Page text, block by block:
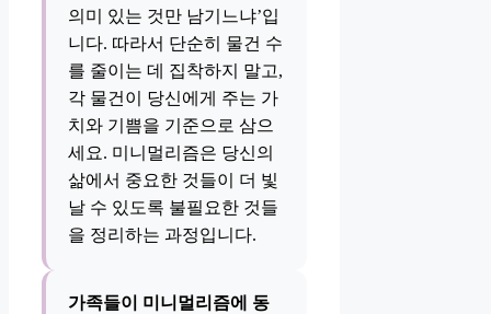
의미 있는 것만 남기느냐’입
니다. 따라서 단순히 물건 수
를 줄이는 데 집착하지 말고,
각 물건이 당신에게 주는 가
치와 기쁨을 기준으로 삼으
세요. 미니멀리즘은 당신의
삶에서 중요한 것들이 더 빛
날 수 있도록 불필요한 것들
을 정리하는 과정입니다.
가족들이 미니멀리즘에 동